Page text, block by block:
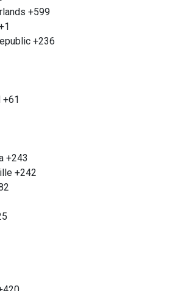
зависеть от нескольких
вес, тип мотора и
металлов. Наш приемный
Первомайская без выходных.
серьезная партия двигателей
организовать выезд для
двигателей
на вашем объекте. Мы
измерение веса, произведем
Оплата проводим
на месте.
металла м.
Первомайская с
лом цветных
количествах. Цветные
собой множество
которые не содержат
+599
+236
+61
+243
+242